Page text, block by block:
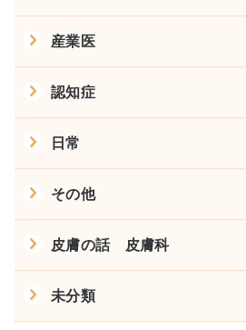
産業医
認知症
日常
その他
皮膚の話 皮膚科
未分類